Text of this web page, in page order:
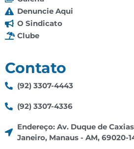
Denuncie Aqui
O Sindicato
Clube
Contato
(92) 3307-4443
(92) 3307-4336
Endereço: Av. Duque de
Janeiro, Manaus - AM, 69020-